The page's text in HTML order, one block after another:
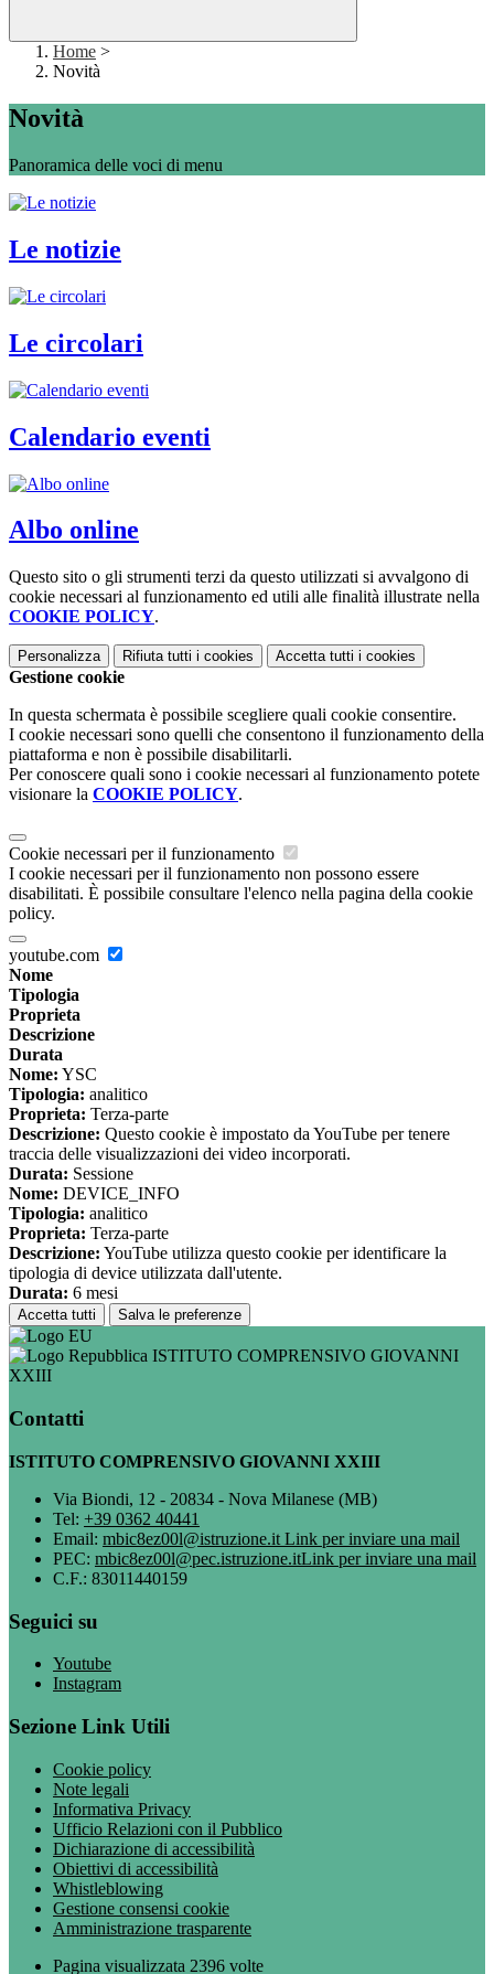
Home >
Novità
Novità
Panoramica delle voci di menu
Le notizie
Le circolari
Calendario eventi
Albo online
Questo sito o gli strumenti terzi da questo utilizzati si avvalgono di
cookie necessari al funzionamento ed utili alle finalità illustrate nella
COOKIE POLICY.
Personalizza Rifiuta tutti i cookies Accetta tutti i cookies
Gestione cookie
In questa schermata è possibile scegliere quali cookie consentire.
I cookie necessari sono quelli che consentono il funzionamento della
piattaforma e non è possibile disabilitarli.
Per conoscere quali sono i cookie necessari al funzionamento potete
visionare la COOKIE POLICY.
Cookie necessari per il funzionamento
I cookie necessari per il funzionamento non possono essere
disabilitati. È possibile consultare l'elenco nella pagina della cookie
policy.
youtube.com
Nome
Tipologia
Proprieta
Descrizione
Durata
Nome: YSC
Tipologia: analitico
Proprieta: Terza-parte
Descrizione: Questo cookie è impostato da YouTube per tenere
traccia delle visualizzazioni dei video incorporati.
Durata: Sessione
Nome: DEVICE_INFO
Tipologia: analitico
Proprieta: Terza-parte
Descrizione: YouTube utilizza questo cookie per identificare la
tipologia di device utilizzata dall'utente.
Durata: 6 mesi
Accetta tutti Salva le preferenze
ISTITUTO COMPRENSIVO GIOVANNI
XXIII
Contatti
ISTITUTO COMPRENSIVO GIOVANNI XXIII
Via Biondi, 12 - 20834 - Nova Milanese (MB)
Tel: +39 0362 40441
Email: mbic8ez00l@istruzione.it Link per inviare una mail
PEC: mbic8ez00l@pec.istruzione.itLink per inviare una mail
C.F.: 83011440159
Seguici su
Youtube
Instagram
Sezione Link Utili
Cookie policy
Note legali
Informativa Privacy
Ufficio Relazioni con il Pubblico
Dichiarazione di accessibilità
Obiettivi di accessibilità
Whistleblowing
Gestione consensi cookie
Amministrazione trasparente
Pagina visualizzata 2396 volte